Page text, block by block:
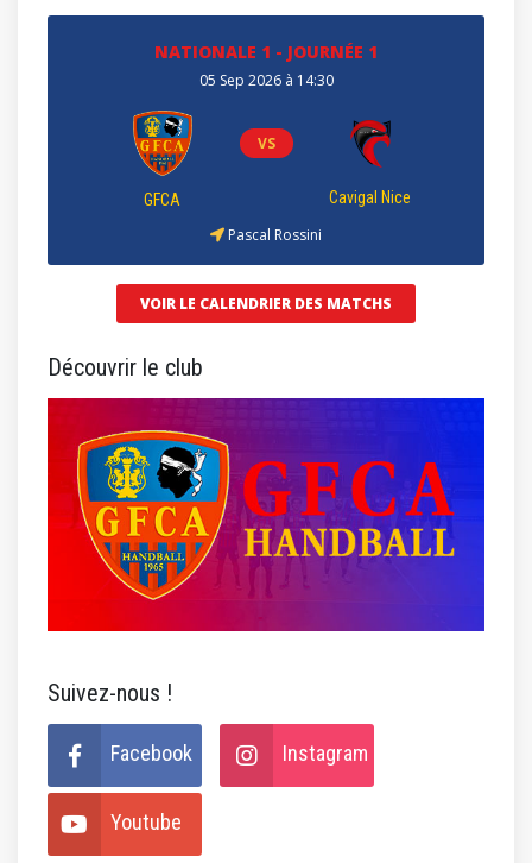
NATIONALE 1 - JOURNÉE 1
05 Sep 2026 à 14:30
GFCA
VS
Cavigal Nice
Pascal Rossini
VOIR LE CALENDRIER DES MATCHS
Découvrir le club
Suivez-nous !
Facebook Instagram
Youtube